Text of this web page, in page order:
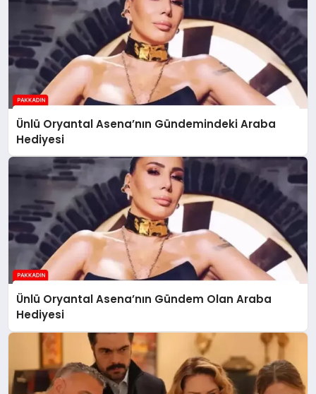
Ünlü Oryantal Asena’nın Gündemindeki Araba
Hediyesi
Ünlü Oryantal Asena’nın Gündem Olan Araba
Hediyesi